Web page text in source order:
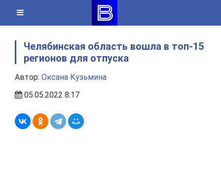
content
Челябинская область вошла в топ-15
регионов для отпуска
Автор: Оксана Кузьмина
05.05.2022 8:17